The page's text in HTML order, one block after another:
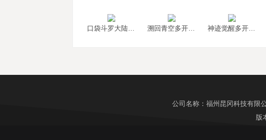
公司名称：福州昆冈科技有限
版